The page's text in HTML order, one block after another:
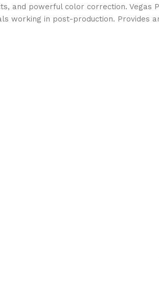
and powerful color correction. Vegas
working in post-production. Provides